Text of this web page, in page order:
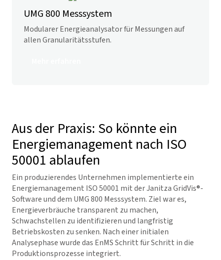
UMG 800 Messsystem
Modularer Energieanalysator für Messungen auf
allen Granularitätsstufen.
Aus der Praxis: So könnte ein
Energiemanagement nach ISO
50001 ablaufen
Ein produzierendes Unternehmen implementierte ein
Energiemanagement ISO 50001 mit der JanitzaGridVis®-
Software und dem UMG 800 Messsystem. Ziel war es,
Energieverbräuche transparent zu machen,
Schwachstellen zu identifizieren und langfristig
Betriebskosten zu senken. Nach einer initialen
Analysephase wurde das EnMS Schritt für Schritt in die
Produktionsprozesse integriert.